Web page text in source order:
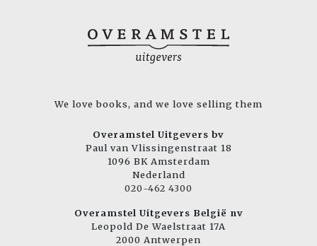
We love books, and we love selling them
Overamstel Uitgevers bv
Paul van Vlissingenstraat 18
1096 BK Amsterdam
Nederland
020-462 4300
Overamstel Uitgevers België nv
Leopold De Waelstraat 17A
2000 Antwerpen